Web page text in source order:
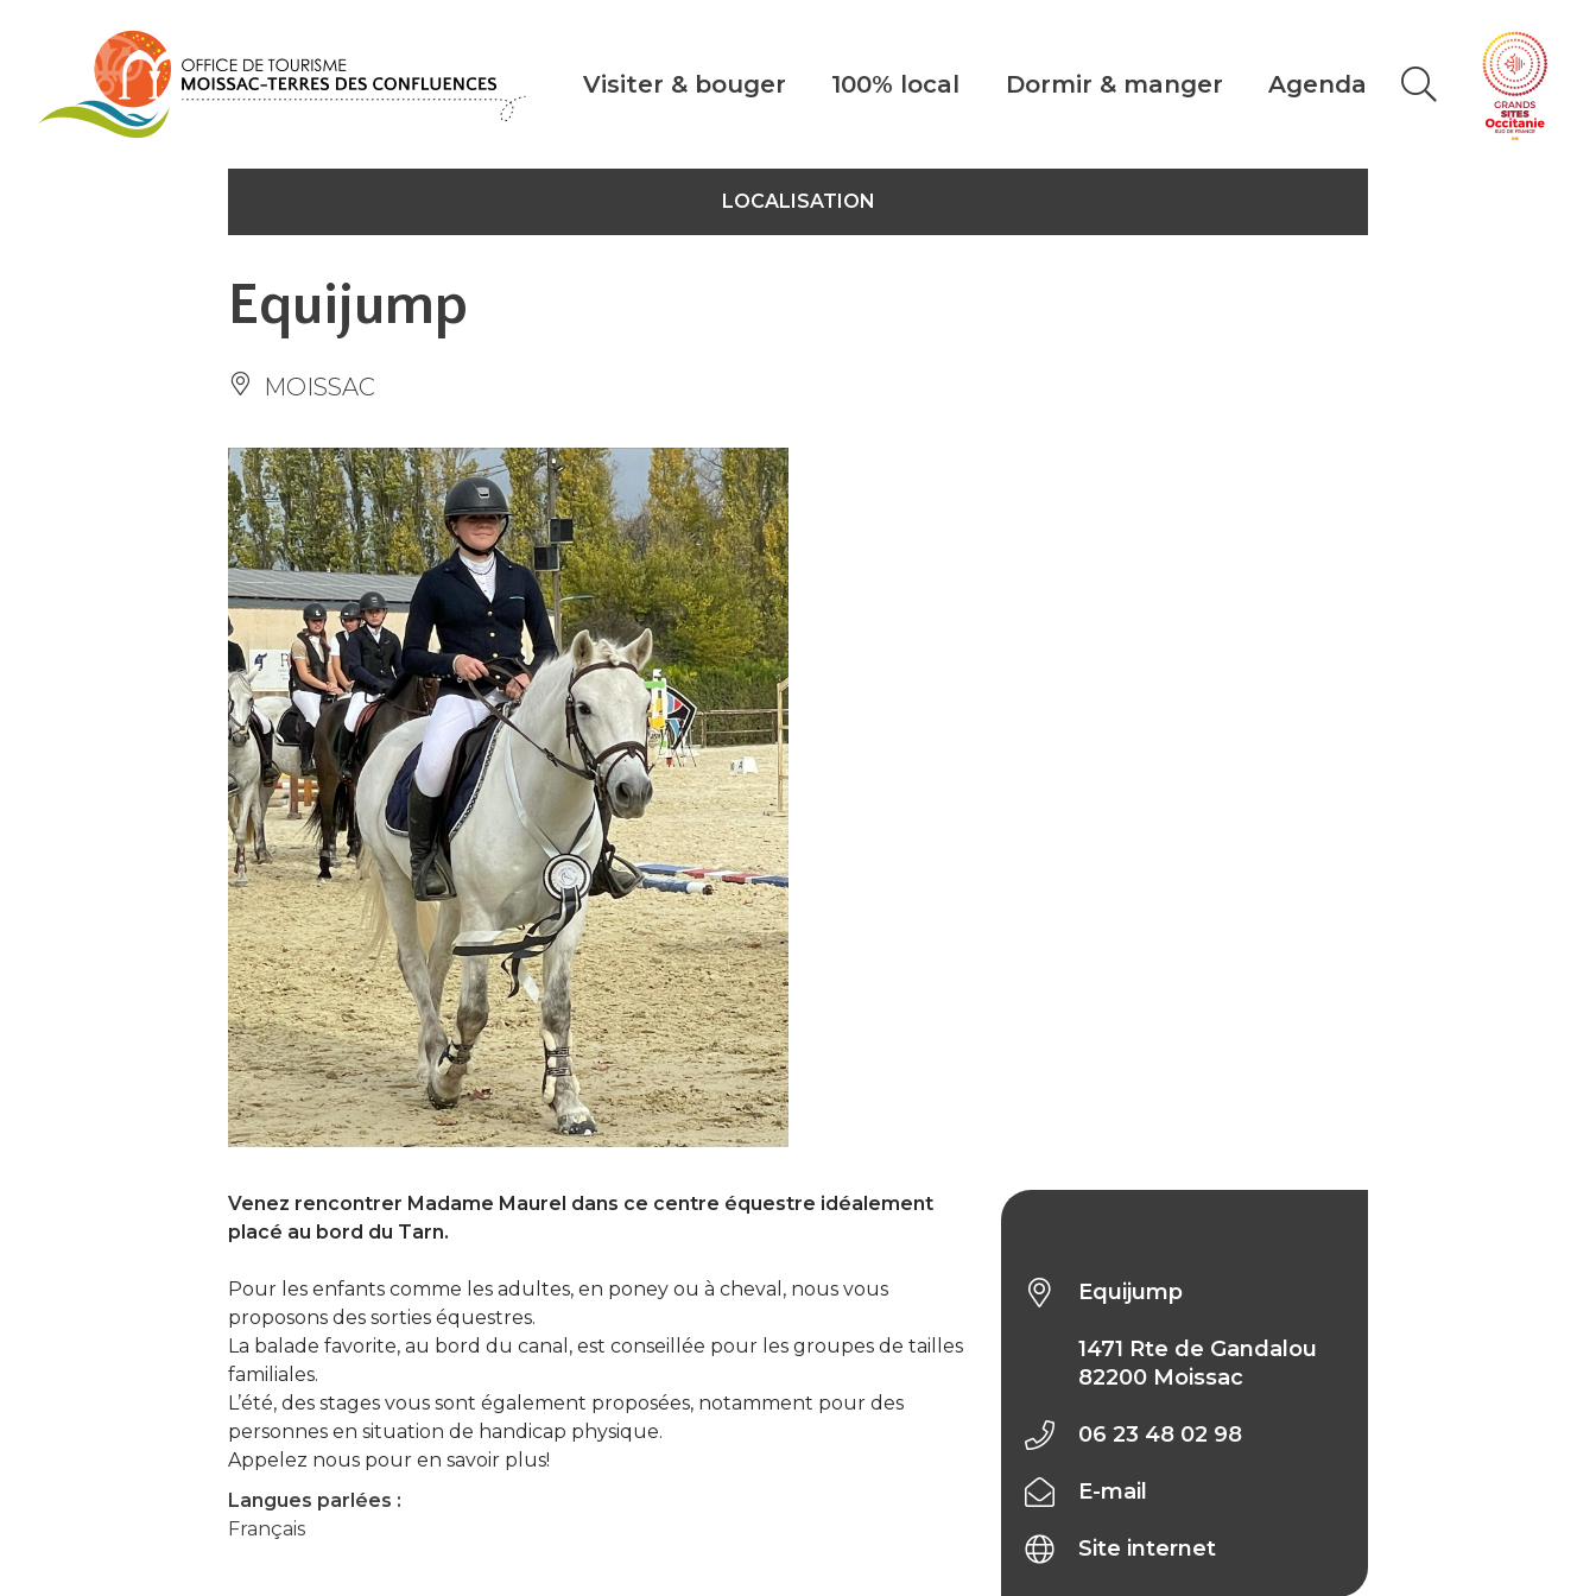
Visiter & bouger 100% local Dormir & manger Agenda
LOCALISATION
Equijump
MOISSAC
Venez rencontrer Madame Maurel dans ce centre équestre idéalement
placé au bord du Tarn.
Pour les enfants comme les adultes, en poney ou à cheval, nous vous
proposons des sorties équestres.
La balade favorite, au bord du canal, est conseillée pour les groupes de tailles
familiales.
L’été, des stages vous sont également proposées, notamment pour des
personnes en situation de handicap physique.
Appelez nous pour en savoir plus!
Langues parlées :
Français
Equijump
1471 Rte de Gandalou
82200 Moissac
06 23 48 02 98
E-mail
Site internet